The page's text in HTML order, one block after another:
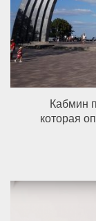
Кабмин
которая